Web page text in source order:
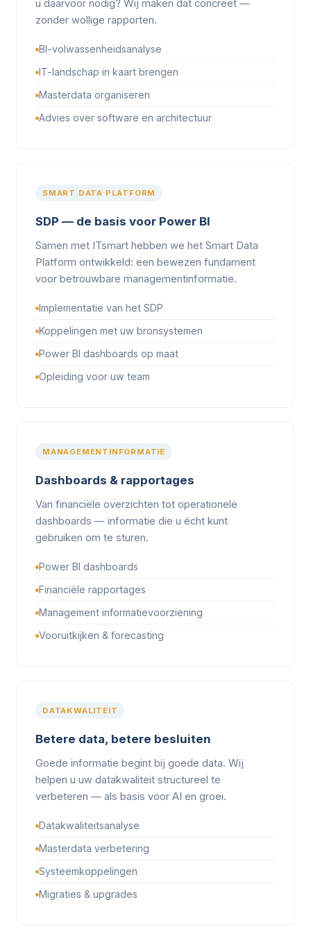
u daarvoor nodig? Wij maken dat concreet —
zonder wollige rapporten.
BI-volwassenheidsanalyse
IT-landschap in kaart brengen
Masterdata organiseren
Advies over software en architectuur
SMART DATA PLATFORM
SDP — de basis voor Power BI
Samen met ITsmart hebben we het Smart Data
Platform ontwikkeld: een bewezen fundament
voor betrouwbare managementinformatie.
Implementatie van het SDP
Koppelingen met uw bronsystemen
Power BI dashboards op maat
Opleiding voor uw team
MANAGEMENTINFORMATIE
Dashboards & rapportages
Van financiële overzichten tot operationele
dashboards — informatie die u écht kunt
gebruiken om te sturen.
Power BI dashboards
Financiële rapportages
Management informatievoorziening
Vooruitkijken & forecasting
DATAKWALITEIT
Betere data, betere besluiten
Goede informatie begint bij goede data. Wij
helpen u uw datakwaliteit structureel te
verbeteren — als basis voor AI en groei.
Datakwaliteitsanalyse
Masterdata verbetering
Systeemkoppelingen
Migraties & upgrades